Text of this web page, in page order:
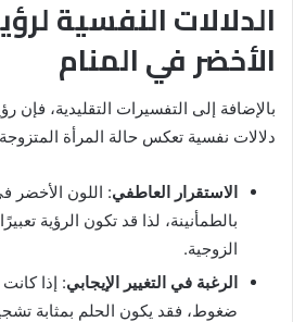
الدلالات النفسية
الأخضر في المنام
بالإضافة إلى التفسيرات التقليدية، فإن
دلالات نفسية تعكس حالة المرأة المتزوجة
الاستقرار العاطفي: اللون الأخضر
بالطمأنينة، لذا قد تكون الرؤية
الزوجية.
الرغبة في التغيير الإيجابي: إذا
ضغوط، فقد يكون الحلم بمثابة